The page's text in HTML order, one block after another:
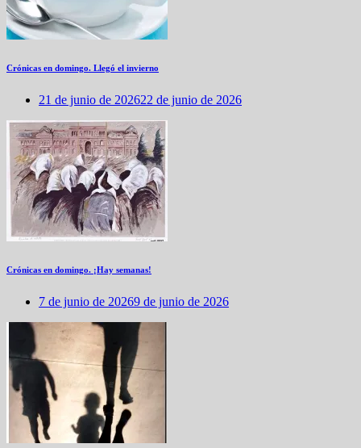
Crónicas en domingo. Llegó el invierno
21 de junio de 202622 de junio de 2026
Crónicas en domingo. ¡Hay semanas!
7 de junio de 20269 de junio de 2026